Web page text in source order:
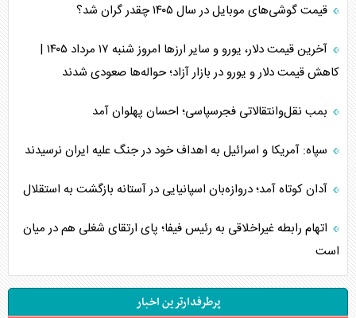
قیمت گوشی‌های موبایل در سال ۱۴۰۵ چقدر گران شد؟
آخرین قیمت دلار، یورو و سایر ارز‌ها امروز شنبه ۱۷ مرداد ۱۴۰۵ |
کاهش قیمت دلار و یورو در بازار آزاد؛ حواله‌ها صعودی شدند
بمب نقل‌وانتقالاتی فجرسپاسی؛ احسان پهلوان آمد
سپاه: آمریکا و اسرائیل به اهداف خود در جنگ علیه ایران نرسیدند
آدان کوتاه آمد؛ دروازه‌بان اسپانیایی در آستانه بازگشت به استقلال
اتهام رابطه غیراخلاقی به رئیس فیفا؛ پای ارتقای شغلی هم در میان
است
پرطرفدارترین اخبار